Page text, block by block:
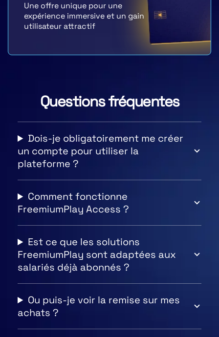
Une offre unique pour une
expérience immersive et un gain
utilisateur attractif
Questions fréquentes
Dois-je obligatoirement me créer
un compte pour utiliser la
plateforme ?
Comment fonctionne
FreemiumPlay Access ?
Est ce que les solutions
FreemiumPlay sont adaptées aux
salariés déjà abonnés ?
Ou puis-je voir la remise sur mes
achats ?